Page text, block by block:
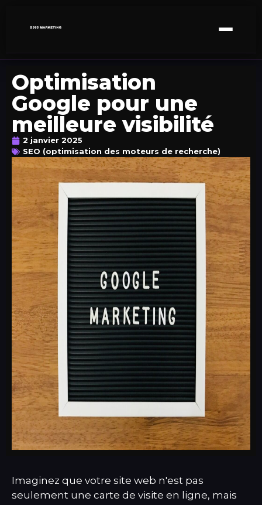
Optimisation
Google pour une
meilleure visibilité
2 janvier 2025
SEO (optimisation des moteurs de recherche)
Imaginez que votre site web n'est pas
seulement une carte de visite en ligne, mais